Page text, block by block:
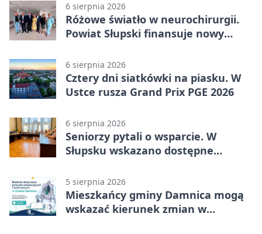
6 sierpnia 2026
Różowe światło w neurochirurgii.
Powiat Słupski finansuje nowy
6 sierpnia 2026
Cztery dni siatkówki na piasku. W
Ustce rusza Grand Prix PGE 2026
6 sierpnia 2026
Seniorzy pytali o wsparcie. W
Słupsku wskazano dostępne
5 sierpnia 2026
Mieszkańcy gminy Damnica mogą
wskazać kierunek zmian w